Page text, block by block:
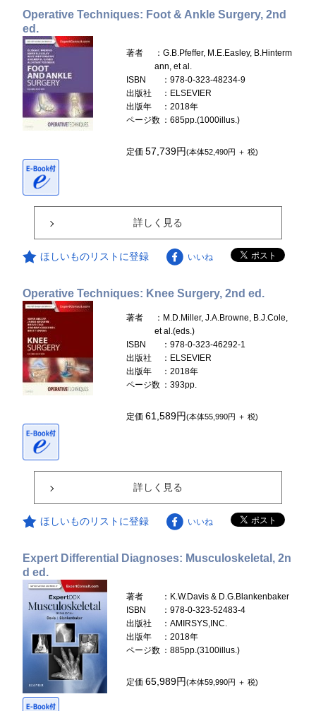
Operative Techniques: Foot & Ankle Surgery, 2nd
ed.
著者
：G.B.Pfeffer, M.E.Easley, B.Hinterm
ann, et al.
ISBN
：978-0-323-48234-9
出版社
：ELSEVIER
出版年
：2018年
ページ数 ：685pp.(1000illus.)
定価57,739円(本体52,490円 ＋ 税)
詳しく見る
ほしいものリストに登録 いいね
Operative Techniques: Knee Surgery, 2nd ed.
著者
：M.D.Miller, J.A.Browne, B.J.Cole,
et al.(eds.)
ISBN
：978-0-323-46292-1
出版社
：ELSEVIER
出版年
：2018年
ページ数 ：393pp.
定価61,589円(本体55,990円 ＋ 税)
詳しく見る
ほしいものリストに登録 いいね
Expert Differential Diagnoses: Musculoskeletal, 2n
d ed.
著者
：K.W.Davis & D.G.Blankenbaker
ISBN
：978-0-323-52483-4
出版社
：AMIRSYS,INC.
出版年
：2018年
ページ数 ：885pp.(3100illus.)
定価65,989円(本体59,990円 ＋ 税)